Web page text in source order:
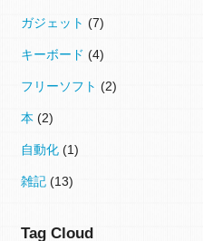
ガジェット (7)
キーボード (4)
フリーソフト (2)
本 (2)
自動化 (1)
雑記 (13)
Tag Cloud